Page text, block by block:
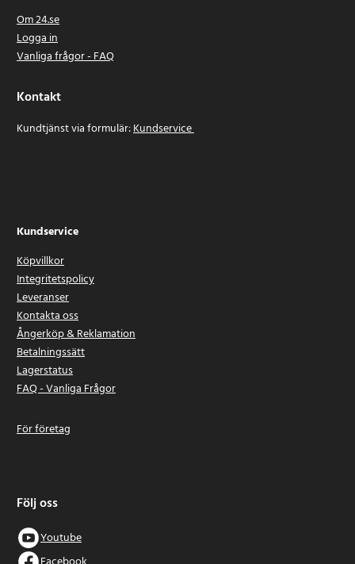
Om 24.se
Logga in
Vanliga frågor - FAQ
Kontakt
Kundtjänst via formulär:Kundservice
Kundservice
Köpvillkor
Integritetspolicy
Leveranser
Kontakta oss
Ångerköp & Reklamation
Betalningssätt
Lagerstatus
FAQ - Vanliga Frågor
För företag
Följ oss
Youtube